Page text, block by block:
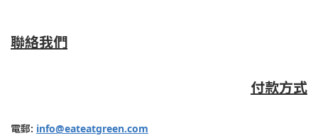
聯絡我們
付款方式
電郵: info@eateatgreen.com